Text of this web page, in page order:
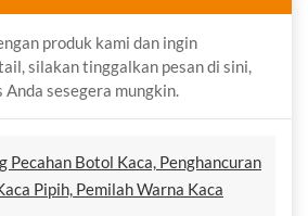
produk kami dan ingin
silakan tinggalkan pesan di sini,
sesegera mungkin.
Pecahan Botol Kaca, Penghancuran
Pipih, Pemilah Warna Kaca